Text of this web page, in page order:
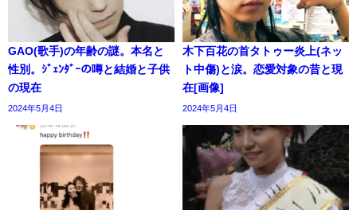
GAO(歌手)の年齢の謎。本名と
性別。ｼﾞｪﾝﾀﾞｰの噂と結婚と子供
の現在
2024年5月4日
木下百花の首タトゥー炎上(ネッ
ト中傷)と涙。恋愛対象の昔と現
在[画像]
2024年5月4日